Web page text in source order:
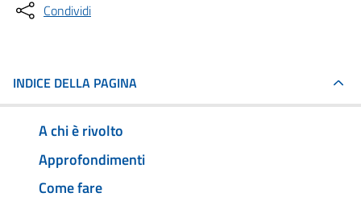
Condividi
INDICE DELLA PAGINA
A chi è rivolto
Approfondimenti
Come fare